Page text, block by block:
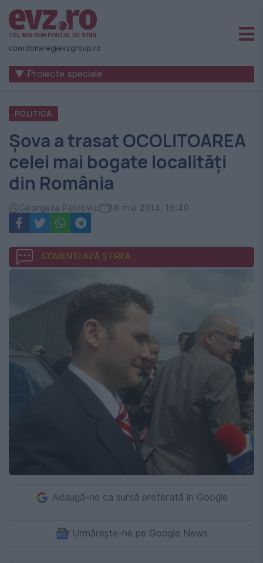
Știri
naționale
internaționale
România
-
Evenimentul
Zilei
coordonare@evzgroup.ro
▼ Proiecte speciale
POLITICA
Șova a trasat OCOLITOAREA
celei mai bogate localități
din România
Georgeta Petrovici 18 mai 2014, 16:40
COMENTEAZĂ ȘTIREA
Adaugă-ne ca sursă preferată în Google
Urmărește-ne pe Google News